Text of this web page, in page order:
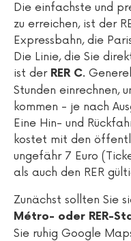
Die einfachste und
zu erreichen, ist der
Expressbahn, die
Die Linie, die Sie
ist der RER C.
Stunden einrechnen,
kommen - je nach
Eine Hin- und
kostet mit den
ungefähr 7 Euro
als auch den RER
Zunächst sollten Sie
Métro- oder RER-
Sie ruhig Google